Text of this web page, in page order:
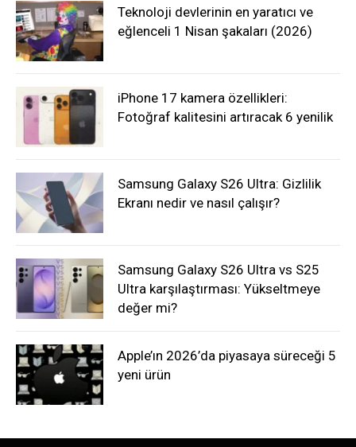
Teknoloji devlerinin en yaratıcı ve
eğlenceli 1 Nisan şakaları (2026)
iPhone 17 kamera özellikleri:
Fotoğraf kalitesini artıracak 6 yenilik
Samsung Galaxy S26 Ultra: Gizlilik
Ekranı nedir ve nasıl çalışır?
Samsung Galaxy S26 Ultra vs S25
Ultra karşılaştırması: Yükseltmeye
değer mi?
Apple’ın 2026’da piyasaya süreceği 5
yeni ürün